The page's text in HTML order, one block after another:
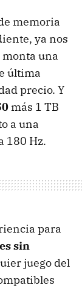
memoria
ya nos
monta una
última
precio. Y
más 1 TB
a una
180 Hz.
para
sin
juego del